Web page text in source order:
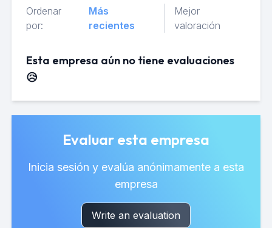
Ordenar
por:
Más
recientes
Mejor
valoración
Esta empresa aún no tiene evaluaciones
😥
Evaluar esta empresa
Inicia sesión y evalúa anónimamente a esta
empresa
Write an evaluation